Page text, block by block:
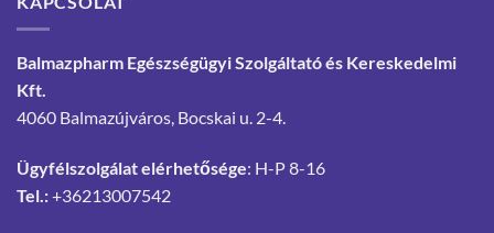
Balmazpharm Egészségügyi Szolgáltató és Kereskedelmi
Kft.
4060 Balmazújváros, Bocskai u. 2-4.
Ügyfélszolgálat elérhetősége: H-P 8-16
Tel.:+36213007542